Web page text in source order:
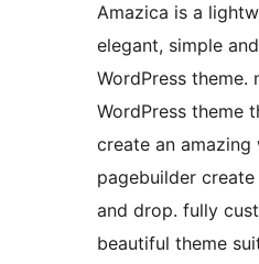
Amazica is a
elegant, simple
WordPress theme.
WordPress theme
create an amazing
pagebuilder
and drop. fully
beautiful theme